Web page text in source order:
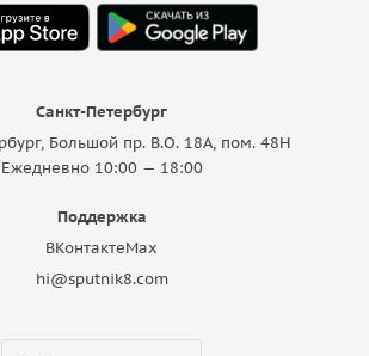
Санкт-Петербург
Большой пр. В.О. 18A, пом. 48Н
Ежедневно 10:00 — 18:00
Поддержка
ВКонтактеMax
hi@sputnik8.com